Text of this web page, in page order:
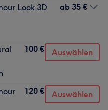
Look 3D
ab 35 €
100 € Auswählen
120 € Auswählen